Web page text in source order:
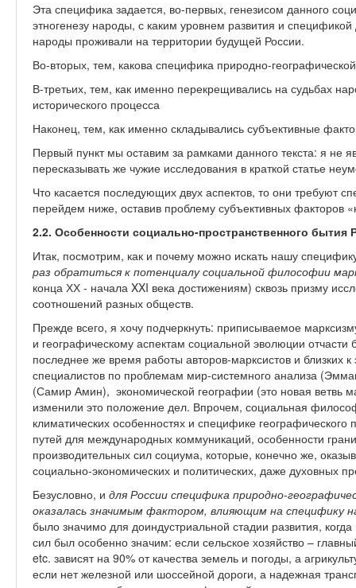
Эта специфика задается, во-первых, генезисом данного
этногенезу народы, с каким уровнем развития и
народы проживали на территории будущей России.
Во-вторых, тем, какова специфика природно-
В-третьих, тем, как именно перекрещивались на судьбах
исторического процесса
Наконец, тем, как именно складывались субъективные
Первый пункт мы оставим за рамками данного текста: я не
пересказывать же чужие исследования в краткой статье
Что касается последующих двух аспектов, то они требуют
перейдем ниже, оставив проблему субъективных факторов
2.2. Особенности социально-пространственного бытия
Итак, посмотрим, как и почему можно искать нашу
раз обратиться к потенциалу социальной философии
конца ХХ - начала XXI века достижениям) сквозь призму
соотношений разных обществ.
Прежде всего, я хочу подчеркнуть: приписываемое
и географическому аспектам социальной эволюции
последнее же время работы авторов-марксистов и близких
специалистов по проблемам мир-системного анализа
(Самир Амин), экономической географии (это новая ветвь
изменили это положение дел. Впрочем, социальная
климатических особенностях и специфике географического
путей для международных коммуникаций, особенности
производительных сил социума, которые, конечно же,
социально-экономических и политических, даже духовных
Безусловно, и для России специфика природно-
оказалась значимым фактором, влияющим на специфику
было значимо для доиндустриальной стадии развития,
сил был особенно значим: если сельское хозяйство –
etc. зависят на 90% от качества земель и погоды, а
если нет железной или шоссейной дороги, а надежная